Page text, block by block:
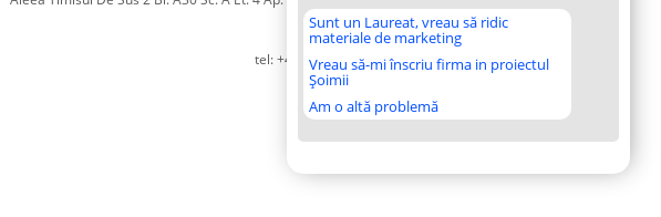
Sunt un Laureat, vreau să ridic
materiale de marketing
Vreau să-mi înscriu firma in proiectul
Șoimii
Am o altă problemă
București
CUI 36737675
tel: +40 770 990 492
Tuturor
Laureaților
Reguli
confidențialitate